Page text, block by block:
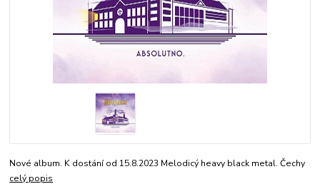
Nové album. K dostání od 15.8.2023 Melodicý heavy black metal. Čechy
celý popis